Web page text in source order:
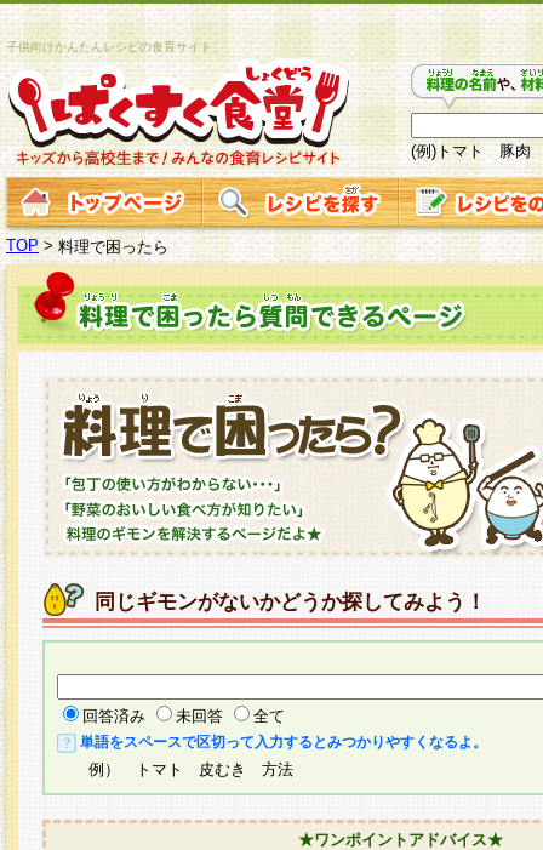
子供向けかんたんレシピの食育サイト
(例)トマト 豚肉
TOP >料理で困ったら
同じギモンがないかどうか探してみよう！
回答済み 未回答 全て
単語をスペースで区切って入力するとみつかりやすくなるよ。
例） トマト 皮むき 方法
★ワンポイントアドバイス★